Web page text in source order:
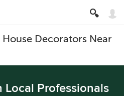
Decorators Near
Professionals